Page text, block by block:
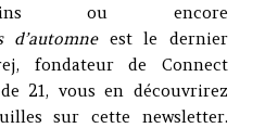
ou encore
d’automne est le dernier
fondateur de Connect
21, vous en découvrirez
sur cette newsletter.